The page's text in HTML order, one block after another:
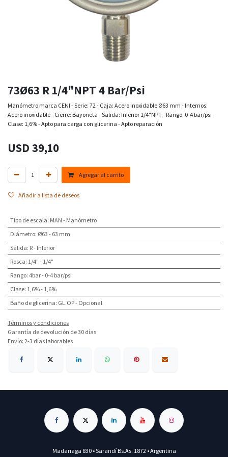
73Ø63 R 1/4"NPT 4 Bar/Psi
Manómetro marca CENI - Serie: 72 - Caja: Acero inoxidable Ø63 mm - Internos:
Acero inoxidable - Cierre: Bayoneta - Salida: Inferior 1/4"NPT - Rango: 0-4 bar/psi -
Clase: 1,6% - Apto para carga con glicerina - Apto reparación
USD39,10
Agregar al carrito
Añadir a lista de deseos
Tipo de escala: MAN - Manómetro
Diámetro: Ø63 - 63 mm
Salida: R - Inferior
Rosca: 1/4" - 1/4"
Rango: 4bar - 0-4 bar/psi
Clase: 1,6% - 1,6%
Baño de glicerina: GL.OP - Opcional
Términos y condiciones
Garantía de devolución de 30 días
Envío: 2-3 días laborables
Madariaga 830 • Sarandí Bs.As. 1872 • Argentina